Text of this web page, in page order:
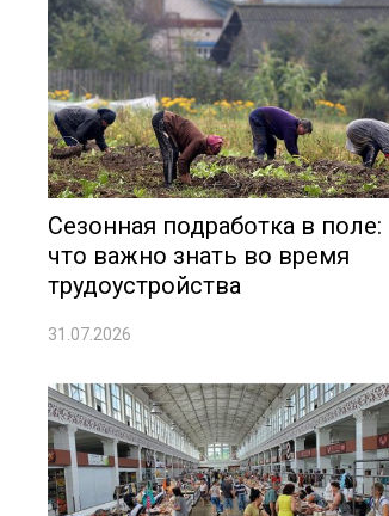
Сезонная подработка в поле:
что важно знать во время
трудоустройства
31.07.2026